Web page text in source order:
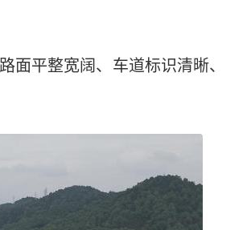
平整宽阔、车道标识清晰、